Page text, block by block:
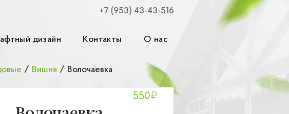
+7 (953) 43-43-516
дизайн Контакты О нас
/ Вишня / Волочаевка
550₽